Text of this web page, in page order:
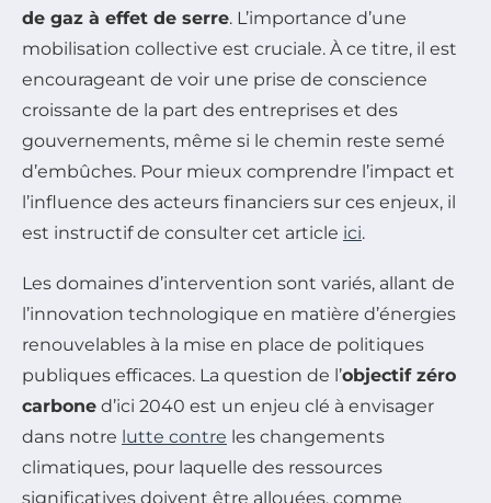
de gaz à effet de serre. L’importance d’une
mobilisation collective est cruciale. À ce titre, il est
encourageant de voir une prise de conscience
croissante de la part des entreprises et des
gouvernements, même si le chemin reste semé
d’embûches. Pour mieux comprendre l’impact et
l’influence des acteurs financiers sur ces enjeux, il
est instructif de consulter cet article ici.
Les domaines d’intervention sont variés, allant de
l’innovation technologique en matière d’énergies
renouvelables à la mise en place de politiques
publiques efficaces. La question de l’objectif zéro
carbone d’ici 2040 est un enjeu clé à envisager
dans notre lutte contre les changements
climatiques, pour laquelle des ressources
significatives doivent être allouées, comme